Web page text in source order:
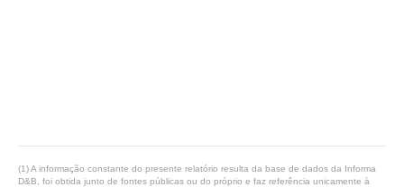
(1) A informação constante do presente relatório resulta da base de dados da Informa
D&B, foi obtida junto de fontes públicas ou do próprio e faz referência unicamente à